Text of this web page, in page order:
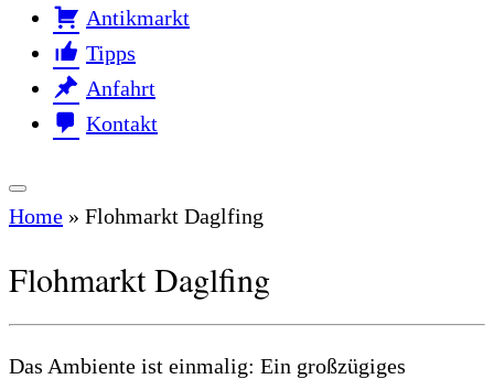
Antikmarkt
Tipps
Anfahrt
Kontakt
Home » Flohmarkt Daglfing
Flohmarkt Daglfing
Das Ambiente ist einmalig: Ein großzügiges